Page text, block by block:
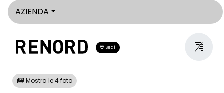
AZIENDA
Sedi
Mostra le 4 foto